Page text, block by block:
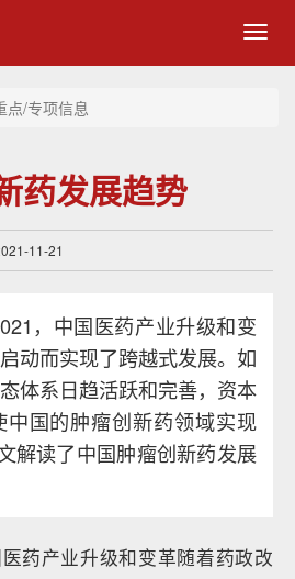
点/专项信息
药发展趋势
11-21
，中国医药产业升级和变
动而实现了跨越式发展。如
体系日趋活跃和完善，资本
国的肿瘤创新药领域实现
解读了中国肿瘤创新药发展
药产业升级和变革随着药政改